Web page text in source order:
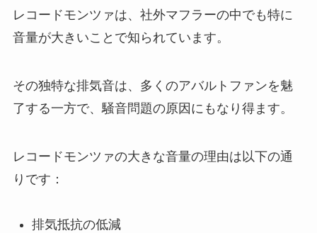
レコードモンツァは、社外マフラーの中でも特に
音量が大きいことで知られています。
その独特な排気音は、多くのアバルトファンを魅
了する一方で、騒音問題の原因にもなり得ます。
レコードモンツァの大きな音量の理由は以下の通
りです：
排気抵抗の低減